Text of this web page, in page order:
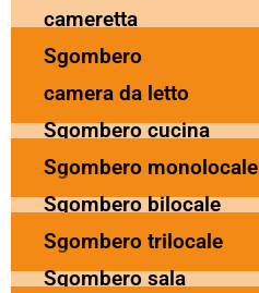
cameretta
Sgombero
camera da letto
Sgombero cucina
Sgombero monolocale
Sgombero bilocale
Sgombero trilocale
Sgombero sala